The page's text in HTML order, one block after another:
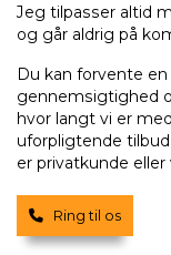
Jeg tilpasser altid
og går aldrig på
Du kan forvente
gennemsigtighed
hvor langt vi er
uforpligtende
er privatkunde eller
Ring til os